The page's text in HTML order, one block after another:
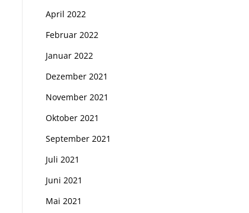
April 2022
Februar 2022
Januar 2022
Dezember 2021
November 2021
Oktober 2021
September 2021
Juli 2021
Juni 2021
Mai 2021